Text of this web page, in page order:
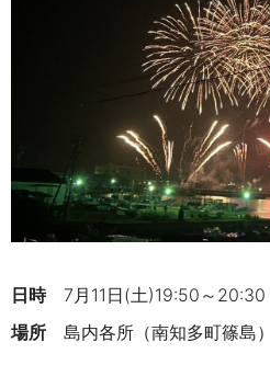
日時 7月11日(土)19:50～20:30
場所 島内各所（南知多町篠島）